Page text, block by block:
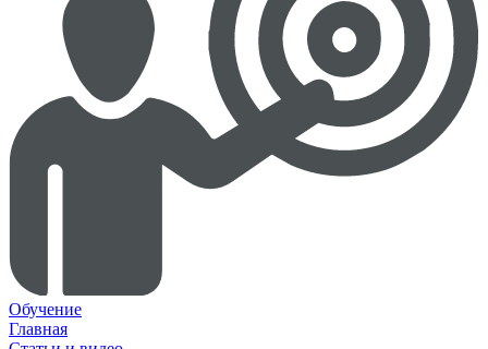
Обучение
Главная